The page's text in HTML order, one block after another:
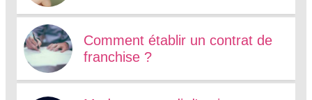
Comment établir un contrat de
franchise ?